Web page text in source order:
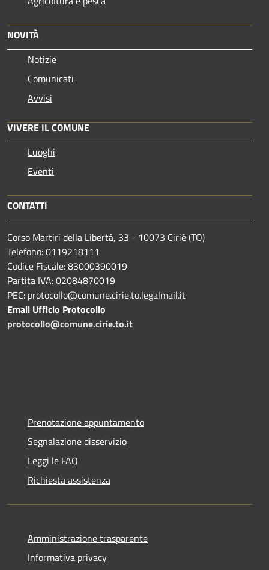
NOVITÀ
Notizie
Comunicati
Avvisi
VIVERE IL COMUNE
Luoghi
Eventi
CONTATTI
Corso Martiri della Libertà, 33 - 10073 Cirié (TO)
Telefono: 0119218111
Codice Fiscale: 83000390019
Partita IVA: 02084870019
PEC: protocollo@comune.cirie.to.legalmail.it
Email Ufficio Protocollo
protocollo@comune.cirie.to.it
Prenotazione appuntamento
Segnalazione disservizio
Leggi le FAQ
Richiesta assistenza
Amministrazione trasparente
Informativa privacy